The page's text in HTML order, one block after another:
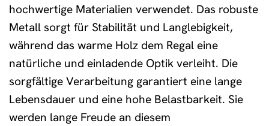
hochwertige Materialien verwendet. Das robuste
Metall sorgt für Stabilität und Langlebigkeit,
während das warme Holz dem Regal eine
natürliche und einladende Optik verleiht. Die
sorgfältige Verarbeitung garantiert eine lange
Lebensdauer und eine hohe Belastbarkeit. Sie
werden lange Freude an diesem